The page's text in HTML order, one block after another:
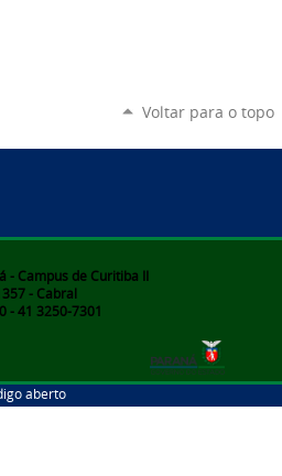
Voltar para o topo
- Campus de Curitiba II
- Cabral
- 41 3250-7301
aberto